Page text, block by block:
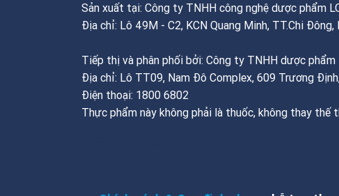
Sản xuất tại: Công ty TNHH công nghệ dược phẩm
Địa chỉ: Lô 49M - C2, KCN Quang Minh, TT.Chi Đông,
Tiếp thị và phân phối bởi: Công ty TNHH dược phẩm
Địa chỉ: Lô TT09, Nam Đô Complex, 609 Trương
Điện thoại: 1800 6802
Thực phẩm này không phải là thuốc, không thay thế